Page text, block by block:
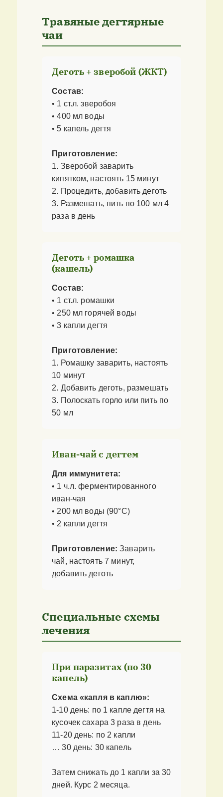
Травяные дегтярные
чаи
Деготь + зверобой (ЖКТ)
Состав:
• 1 ст.л. зверобоя
• 400 мл воды
• 5 капель дегтя
Приготовление:
1. Зверобой заварить
кипятком, настоять 15 минут
2. Процедить, добавить деготь
3. Размешать, пить по 100 мл 4
раза в день
Деготь + ромашка
(кашель)
Состав:
• 1 ст.л. ромашки
• 250 мл горячей воды
• 3 капли дегтя
Приготовление:
1. Ромашку заварить, настоять
10 минут
2. Добавить деготь, размешать
3. Полоскать горло или пить по
50 мл
Иван-чай с дегтем
Для иммунитета:
• 1 ч.л. ферментированного
иван-чая
• 200 мл воды (90°C)
• 2 капли дегтя
Приготовление: Заварить
чай, настоять 7 минут,
добавить деготь
Специальные схемы
лечения
При паразитах (по 30
капель)
Схема «капля в каплю»:
1-10 день: по 1 капле дегтя на
кусочек сахара 3 раза в день
11-20 день: по 2 капли
… 30 день: 30 капель
Затем снижать до 1 капли за 30
дней. Курс 2 месяца.